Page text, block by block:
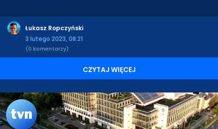
Łukasz Ropczyński
3 lutego 2023, 08:21
(0 komentarzy)
CZYTAJ WIĘCEJ